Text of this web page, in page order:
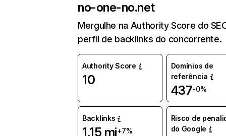
no-one-no.net
Mergulhe na Authority Score do
perfil de backlinks do concorrente.
Authority Score
10
Domínios de
referência
437-0%
Backlinks
1,15 mi+7%
Risco de
do Google